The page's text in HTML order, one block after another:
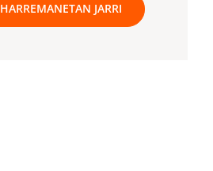
HARREMANETAN JARRI